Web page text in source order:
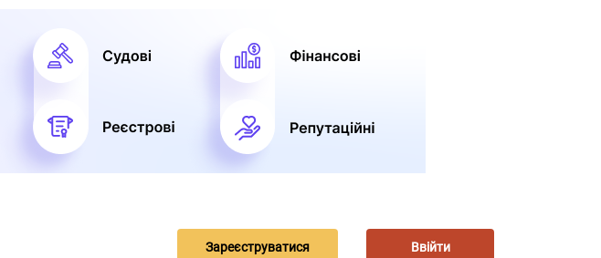
Зареєструватися Ввійти